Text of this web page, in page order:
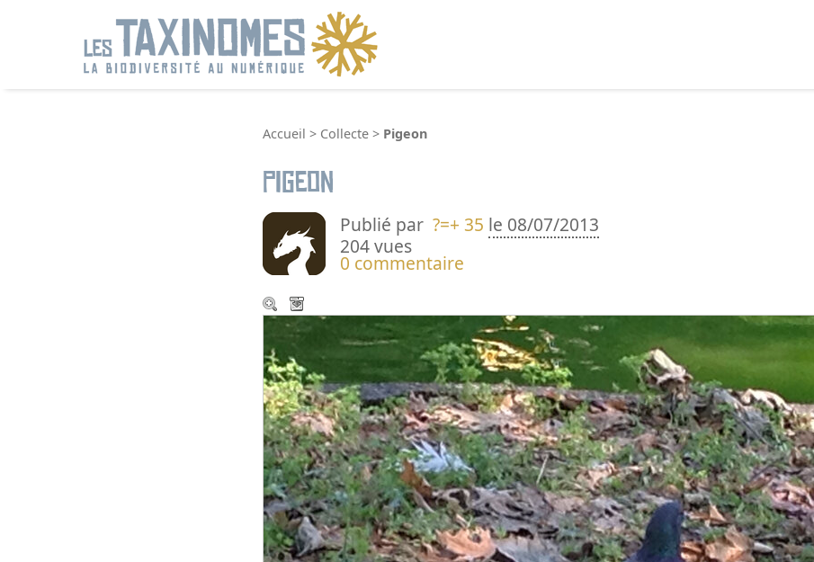
Accueil > Collecte > Pigeon
Pigeon
Publié par ?=+ 35 le 08/07/2013
204 vues
0 commentaire